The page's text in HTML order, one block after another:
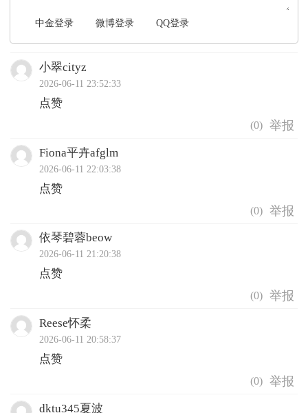
中金登录 微博登录 QQ登录
小翠cityz
2026-06-11 23:52:33
点赞
(0)
Fiona平卉afglm
2026-06-11 22:03:38
点赞
(0)
依琴碧蓉beow
2026-06-11 21:20:38
点赞
(0)
Reese怀柔
2026-06-11 20:58:37
点赞
(0)
dktu345夏波